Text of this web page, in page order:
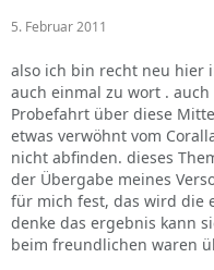
5. Februar 2011
also ich bin recht neu hier
auch einmal zu wort .
Probefahrt über diese
etwas verwöhnt vom
nicht abfinden. dieses
der Übergabe meines
für mich fest, das wird die
denke das ergebnis kann
beim freundlichen waren